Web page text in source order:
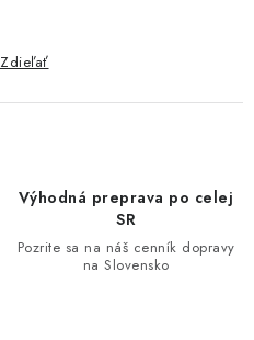
Zdieľať
Výhodná preprava po celej
SR
Pozrite sa na náš cenník dopravy
na Slovensko